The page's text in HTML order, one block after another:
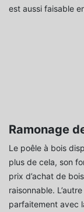
est aussi faisable
Ramonage
Le poêle à bois
plus de cela, son
prix d’achat de
raisonnable.
parfaitement avec